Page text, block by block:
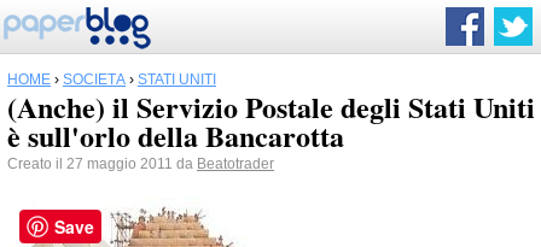
HOME › SOCIETÀ › STATI UNITI
(Anche) il Servizio Postale degli Stati Uniti
è sull'orlo della Bancarotta
Creato il 27 maggio 2011 da Beatotrader
Save